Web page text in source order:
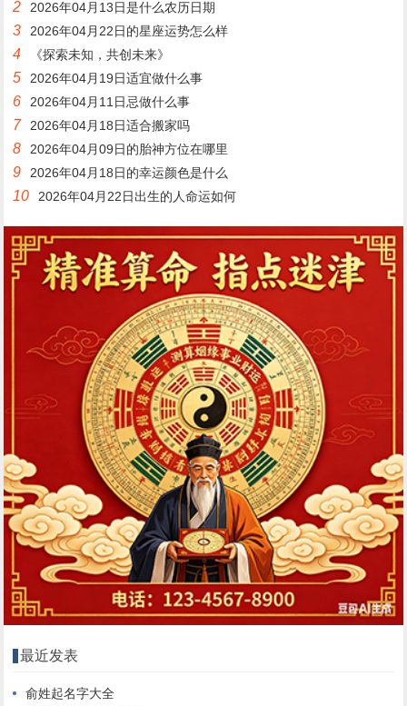
2 2026年04月13日是什么农历日期
3 2026年04月22日的星座运势怎么样
4 《探索未知，共创未来》
5 2026年04月19日适宜做什么事
6 2026年04月11日忌做什么事
7 2026年04月18日适合搬家吗
8 2026年04月09日的胎神方位在哪里
9 2026年04月18日的幸运颜色是什么
10 2026年04月22日出生的人命运如何
最近发表
俞姓起名字大全